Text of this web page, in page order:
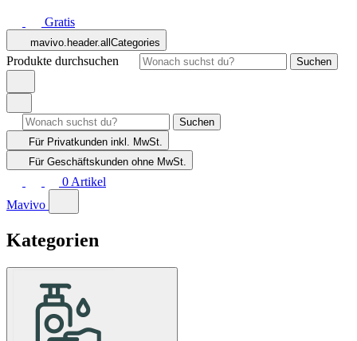
Gratis
mavivo.header.allCategories
Produkte durchsuchen Suchen
Suchen
Für Privatkunden inkl. MwSt.
Für Geschäftskunden ohne MwSt.
0 Artikel
Mavivo
Kategorien